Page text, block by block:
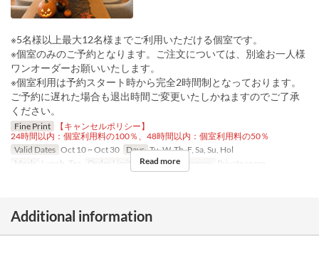
※5名様以上最大12名様までご利用いただける個室です。
※個室のみのご予約となります。ご注文については、別途お一人様
ワンオーダーお願いいたします。
※個室利用は予約スタート時から完全2時間制となっております。
ご予約に遅れた場合も退出時間ご変更いたしかねますのでご了承
ください。
Fine Print
【キャンセルポリシー】
24時間以内：個室利用料の100％、48時間以内：個室利用料の50％
Valid Dates Oct 10 ~ Oct 30 Days Tu, W, Th, F, Sa, Su, Hol
Meals
Lunch, Tea Order Limit 1 ~ 1 Seat Category Private room
Read more
Additional information